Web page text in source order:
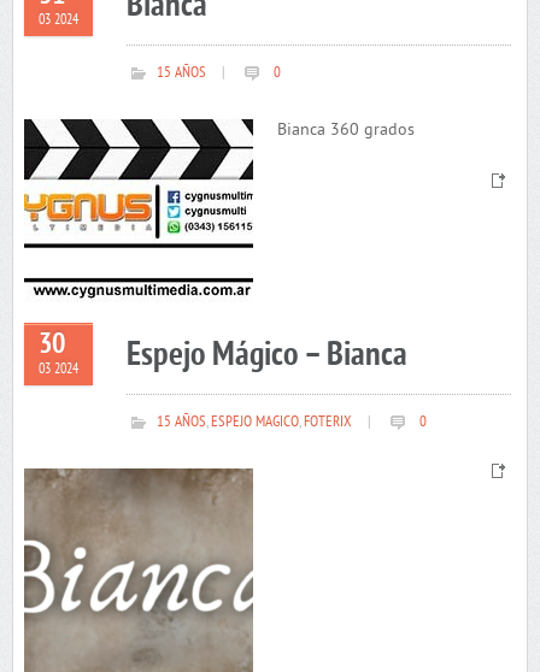
03 2024
15 AÑOS 0
Bianca 360 grados
30
03 2024 Espejo Mágico – Bianca
15 AÑOS,ESPEJO MAGICO,FOTERIX 0